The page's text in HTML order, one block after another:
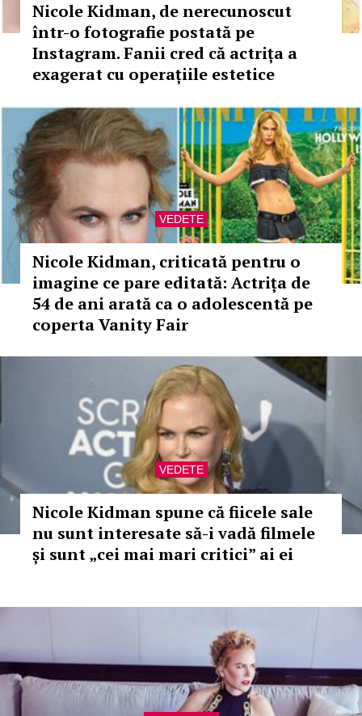
Nicole Kidman, de nerecunoscut
într-o fotografie postată pe
Instagram. Fanii cred că actrița a
exagerat cu operațiile estetice
VEDETE
Nicole Kidman, criticată pentru o
imagine ce pare editată: Actrița de
54 de ani arată ca o adolescentă pe
coperta Vanity Fair
VEDETE
Nicole Kidman spune că fiicele sale
nu sunt interesate să-i vadă filmele
și sunt „cei mai mari critici” ai ei